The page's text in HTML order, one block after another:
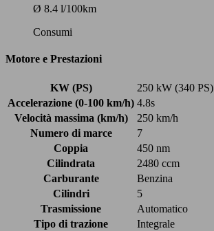
Ø 8.4 l/100km
Consumi
Motore e Prestazioni
KW (PS)
250 kW (340 PS)
Accelerazione (0-100 km/h) 4.8s
Velocità massima (km/h)
250 km/h
Numero di marce
7
Coppia
450 nm
Cilindrata
2480 ccm
Carburante
Benzina
Cilindri
5
Trasmissione
Automatico
Tipo di trazione
Integrale